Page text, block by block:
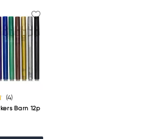
(4)
Barn 12p